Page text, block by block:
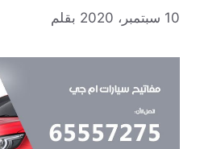
10 سبتمبر، 2020 بقلم